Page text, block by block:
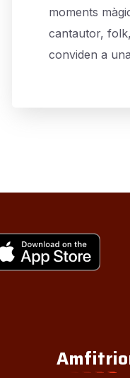
moments
cantautor,
conviden a